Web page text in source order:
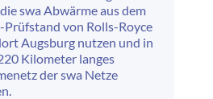
swa Abwärme aus dem
von Rolls-Royce
Augsburg nutzen und in
Kilometer langes
der swa Netze